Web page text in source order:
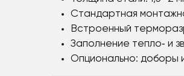
Стандартная
Встроенный
Заполнение тепло‑ и
Опционально: доборы